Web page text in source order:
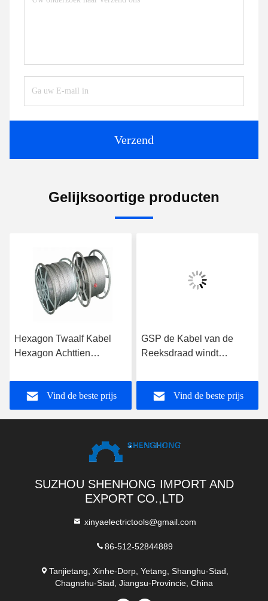
Verzend
Gelijksoortige producten
Hexagon Twaalf Kabel
Hexagon Achttien
de Antidraai voor 942mm
Vind de beste prijs
GSP de Kabel van de
Reeksdraad windt
Toepassingskabel, Hoge
PrestatiesVind de beste prijs
SUZHOU SHENHONG IMPORT AND
EXPORT CO.,LTD
xinyaelectrictools@gmail.com
86-512-52844889
Tanjietang, Xinhe-Dorp, Yetang, Shanghu-Stad,
Chagnshu-Stad, Jiangsu-Provincie, China